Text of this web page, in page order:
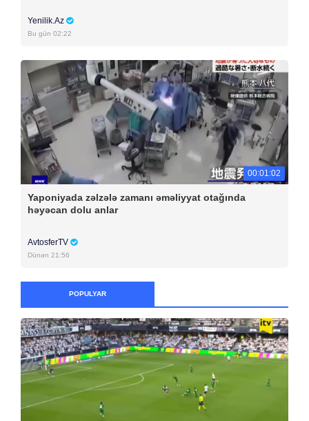
Yenilik.Az
Bu gün 02:22
00:01:02
Yaponiyada zəlzələ zamanı əməliyyat otağında
həyəcan dolu anlar
AvtosferTV
Dünən 21:56
POPULYAR